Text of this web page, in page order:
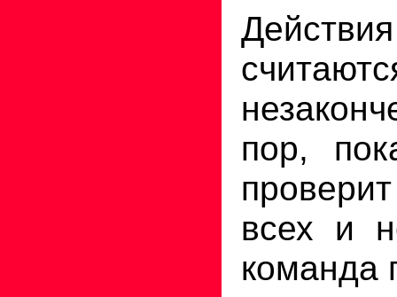
пор,
всех и
команда